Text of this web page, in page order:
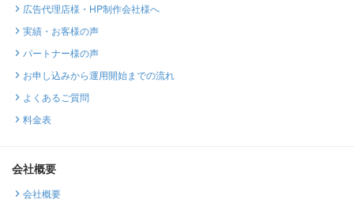
広告代理店様・HP制作会社様へ
実績・お客様の声
パートナー様の声
お申し込みから運用開始までの流れ
よくあるご質問
料金表
会社概要
会社概要